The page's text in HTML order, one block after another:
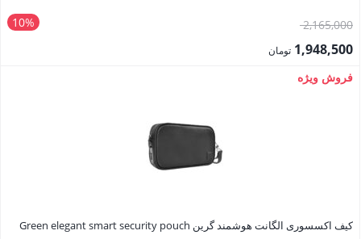
10% 2,165,000قیمت
اصلی:1,948,500 تومان
قیمت
فروش ویژه
کیف اکسسوری الگانت هوشمند گرین Green elegant smart security pouch